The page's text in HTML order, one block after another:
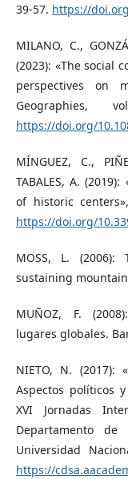
39-57. https://
MILANO, C.,
(2023): «The social
perspectives on
Geographies,
https://doi.org/
MÍNGUEZ, C.,
TABALES, A.
of historic
https://doi.org/
MOSS, L. (2006):
sustaining
MUÑOZ, F.
lugares globales.
NIETO, N. (2017):
Aspectos políticos
XVI Jornadas
Departamento de
Universidad
https://